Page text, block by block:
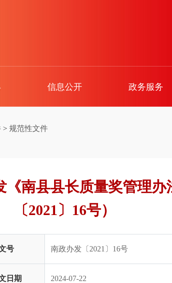
信息公开 政务服务
> 规范性文件
南县县长质量奖管理
〔2021〕16号）
号 南政办发〔2021〕16号
日期 2024-07-22